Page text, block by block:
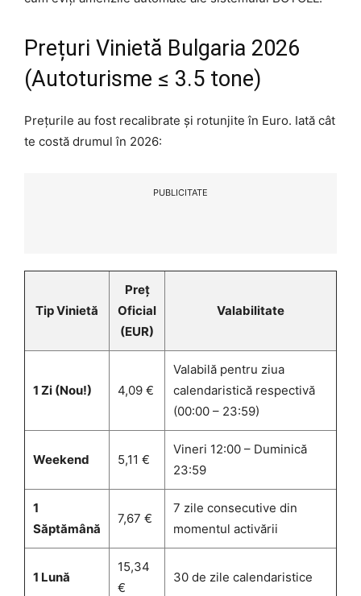
Prețuri Vinietă Bulgaria 2026
(Autoturisme ≤ 3.5 tone)
Prețurile au fost recalibrate și rotunjite în Euro. Iată cât
te costă drumul în 2026:
PUBLICITATE
Tip Vinietă
Preț
Oficial
(EUR)
Valabilitate
1 Zi (Nou!) 4,09 €
Valabilă pentru ziua
calendaristică respectivă
(00:00 – 23:59)
Weekend 5,11 €
Vineri 12:00 – Duminică
23:59
1
Săptămână
7,67 €
7 zile consecutive din
momentul activării
1 Lună
15,34
€
30 de zile calendaristice